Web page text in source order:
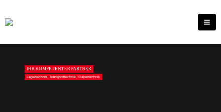
Lagertechnik, Transporttechnik, Stapeltechnik
IHR KOMPETENTER PARTNER